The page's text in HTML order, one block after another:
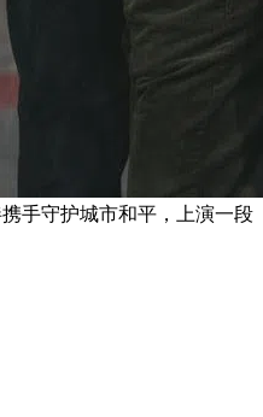
手守护城市和平，上演一段